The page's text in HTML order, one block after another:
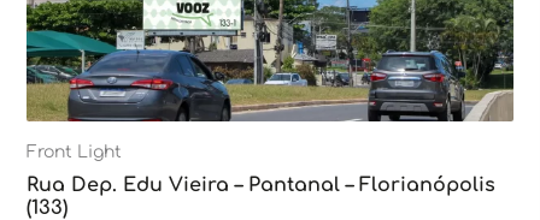
Front Light
Rua Dep. Edu Vieira – Pantanal – Florianópolis
(133)